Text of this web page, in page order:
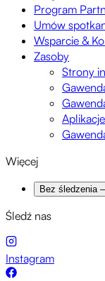
Program
Umów
Wsparcie &
Zasoby
Strony
Więcej
Bez śledzenia
Śledź nas
Instagram